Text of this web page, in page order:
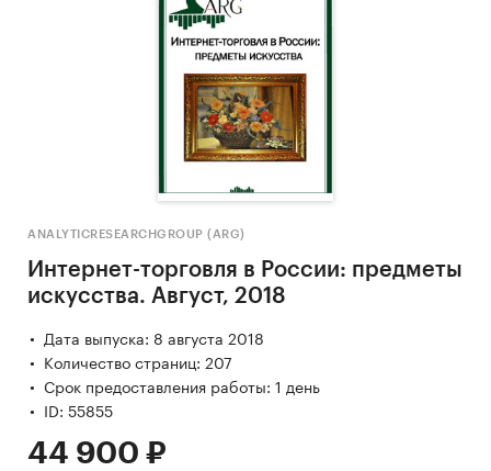
ANALYTICRESEARCHGROUP (ARG)
Интернет-торговля в России: предметы
искусства. Август, 2018
Дата выпуска: 8 августа 2018
Количество страниц: 207
Срок предоставления работы: 1 день
ID: 55855
44 900 ₽